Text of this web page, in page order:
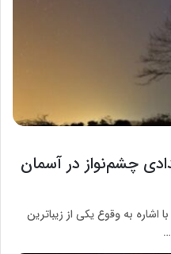
چشم‌نواز در آسمان
اشاره به وقوع یکی از زیباترین